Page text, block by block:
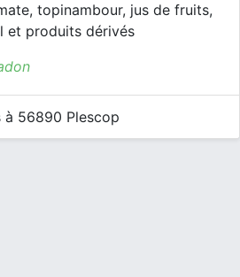
topinambour, jus de fruits,
et produits dérivés
à 56890 Plescop